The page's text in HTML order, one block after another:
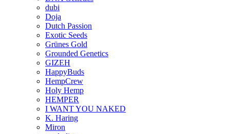
dubi
Doja
Dutch Passion
Exotic Seeds
Grünes Gold
Grounded Genetics
GIZEH
HappyBuds
HempCrew
Holy Hemp
HEMPER
I WANT YOU NAKED
K. Haring
Miron